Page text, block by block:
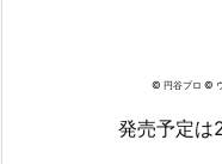
© 円谷プロ ©
発売予定は